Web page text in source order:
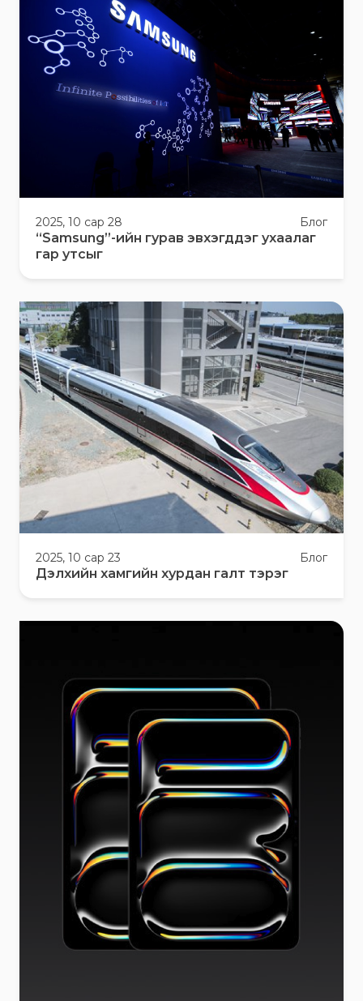
2025, 10 сар 28 Блог
“Samsung”-ийн гурав эвхэгддэг ухаалаг
гар утсыг
2025, 10 сар 23 Блог
Дэлхийн хамгийн хурдан галт тэрэг